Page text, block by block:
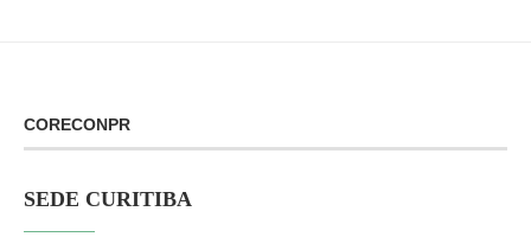
CORECONPR
SEDE CURITIBA